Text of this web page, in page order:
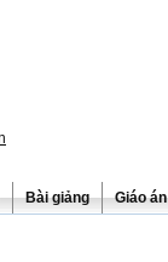
Bài giảng Giáo án